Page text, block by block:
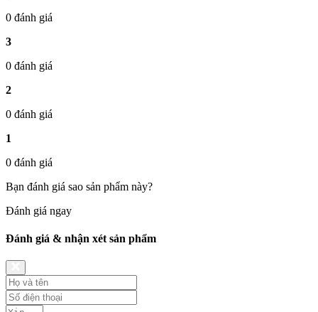
0 đánh giá
3
0 đánh giá
2
0 đánh giá
1
0 đánh giá
Bạn đánh giá sao sản phẩm này?
Đánh giá ngay
Đánh giá & nhận xét sản phẩm